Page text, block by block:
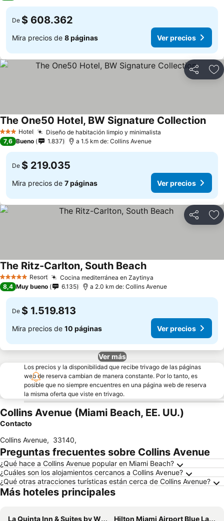
De $ 608.362
Mira precios de 8 páginas Ver precios
Compartir
3 Estrellas
Hotel Diseño de habitación limpio y minimalista
The One50 Hotel, BW Signature Collection
7,6 Bueno 1.837 a 1.5 km de: Collins Avenue
De $ 219.035
Mira precios de 7 páginas Ver precios
Compartir
5 Estrellas Resort Cocina mediterránea en Zaytinya
The Ritz-Carlton, South Beach
8,4 Muy bueno 6.135 a 2.0 km de: Collins Avenue
De $ 1.519.813
Mira precios de 10 páginas Ver precios
Ver más
Los precios y la disponibilidad que recibe trivago de las páginas
web de reserva cambian de manera constante. Por lo tanto, es
posible que no siempre encuentres en una página web de reserva
la misma oferta que viste en trivago.
Collins Avenue (Miami Beach, EE. UU.)
Contacto
Collins Avenue, 33140,
Preguntas frecuentes sobre Collins Avenue
¿Qué hace a Collins Avenue popular en Miami Beach?
¿Cuáles son los alojamientos cercanos a Collins Avenue?
¿Qué otras atracciones turísticas están cerca de Collins Avenue?
Más hoteles principales
La Quinta Inn & Suites by Wyndham Miami Airport East
Hilton Miami Airport Blue Lagoon